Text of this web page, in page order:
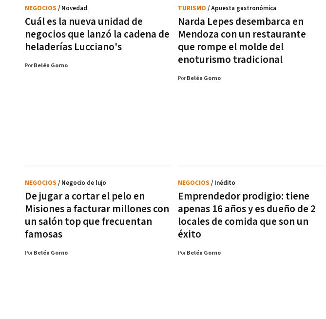
Cuál es la nueva unidad de
negocios que lanzó la cadena de
heladerías Lucciano's
NEGOCIOS / Novedad
Por Belén Gorno
Narda Lepes desembarca en
Mendoza con un restaurante
que rompe el molde del
enoturismo tradicional
TURISMO / Apuesta gastronómica
Por Belén Gorno
De jugar a cortar el pelo en
Misiones a facturar millones con
un salón top que frecuentan
famosas
NEGOCIOS / Negocio de lujo
Por Belén Gorno
Emprendedor prodigio: tiene
apenas 16 años y es dueño de 2
locales de comida que son un
éxito
NEGOCIOS / Inédito
Por Belén Gorno